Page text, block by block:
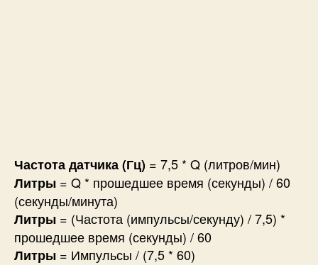
Частота датчика (Гц) = 7,5 * Q (литров/мин)
Литры = Q * прошедшее время (секунды) / 60
(секунды/минута)
Литры = (Частота (импульсы/секунду) / 7,5) *
прошедшее время (секунды) / 60
Литры = Импульсы / (7,5 * 60)